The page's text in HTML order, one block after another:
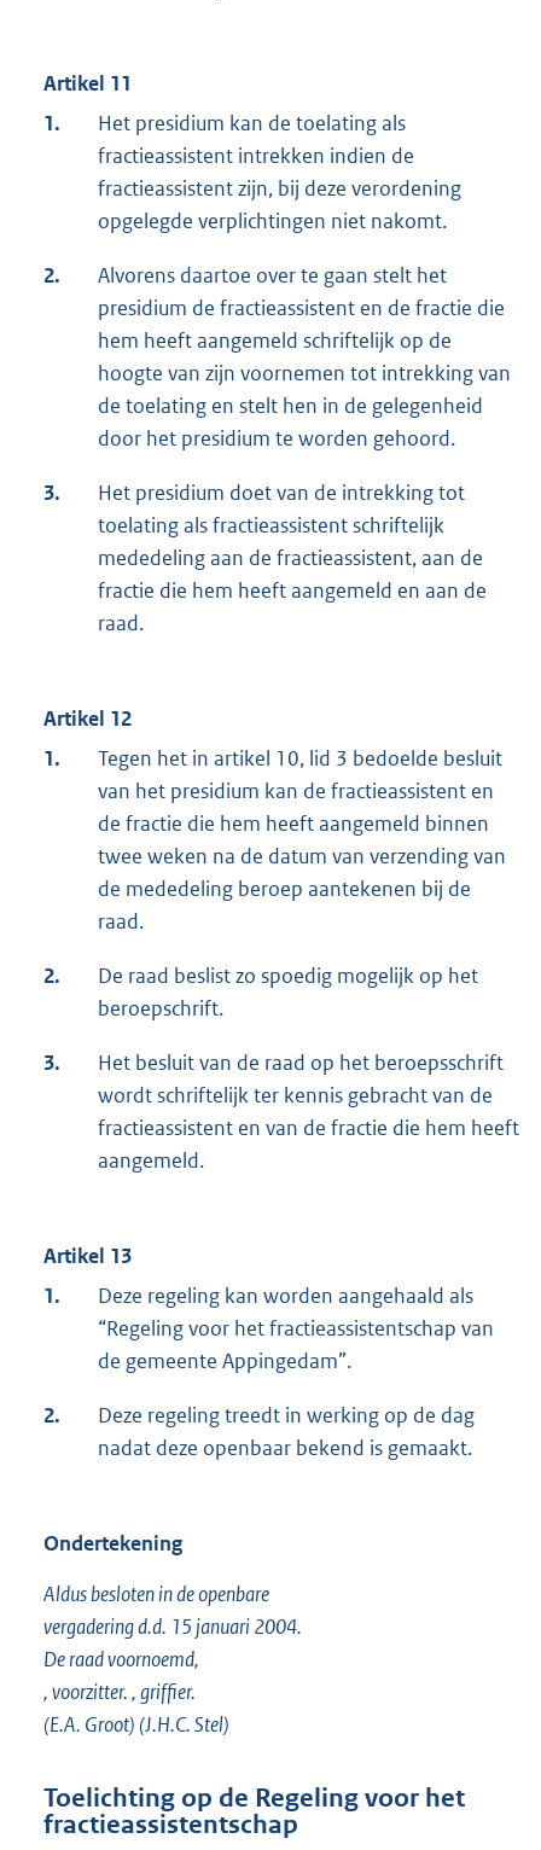
Artikel 11
1.
Het presidium kan de toelating als
fractieassistent intrekken indien de
fractieassistent zijn, bij deze verordening
opgelegde verplichtingen niet nakomt.
2.
Alvorens daartoe over te gaan stelt het
presidium de fractieassistent en de fractie die
hem heeft aangemeld schriftelijk op de
hoogte van zijn voornemen tot intrekking van
de toelating en stelt hen in de gelegenheid
door het presidium te worden gehoord.
3.
Het presidium doet van de intrekking tot
toelating als fractieassistent schriftelijk
mededeling aan de fractieassistent, aan de
fractie die hem heeft aangemeld en aan de
raad.
Artikel 12
1.
Tegen het in artikel 10, lid 3 bedoelde besluit
van het presidium kan de fractieassistent en
de fractie die hem heeft aangemeld binnen
twee weken na de datum van verzending van
de mededeling beroep aantekenen bij de
raad.
2.
De raad beslist zo spoedig mogelijk op het
beroepschrift.
3.
Het besluit van de raad op het beroepsschrift
wordt schriftelijk ter kennis gebracht van de
fractieassistent en van de fractie die hem heeft
aangemeld.
Artikel 13
1.
Deze regeling kan worden aangehaald als
“Regeling voor het fractieassistentschap van
de gemeente Appingedam”.
2.
Deze regeling treedt in werking op de dag
nadat deze openbaar bekend is gemaakt.
Ondertekening
Aldus besloten in de openbare
vergadering d.d. 15 januari 2004.
De raad voornoemd,
, voorzitter. , griffier.
(E.A. Groot) (J.H.C. Stel)
Toelichting op de Regeling voor het
fractieassistentschap